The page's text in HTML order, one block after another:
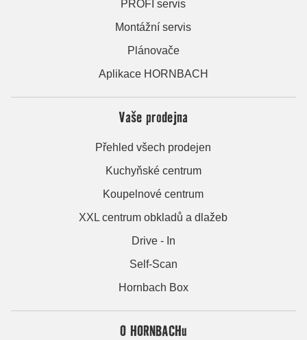
PROFI servis
Montážní servis
Plánovače
Aplikace HORNBACH
Vaše prodejna
Přehled všech prodejen
Kuchyňské centrum
Koupelnové centrum
XXL centrum obkladů a dlažeb
Drive - In
Self-Scan
Hornbach Box
O HORNBACHu